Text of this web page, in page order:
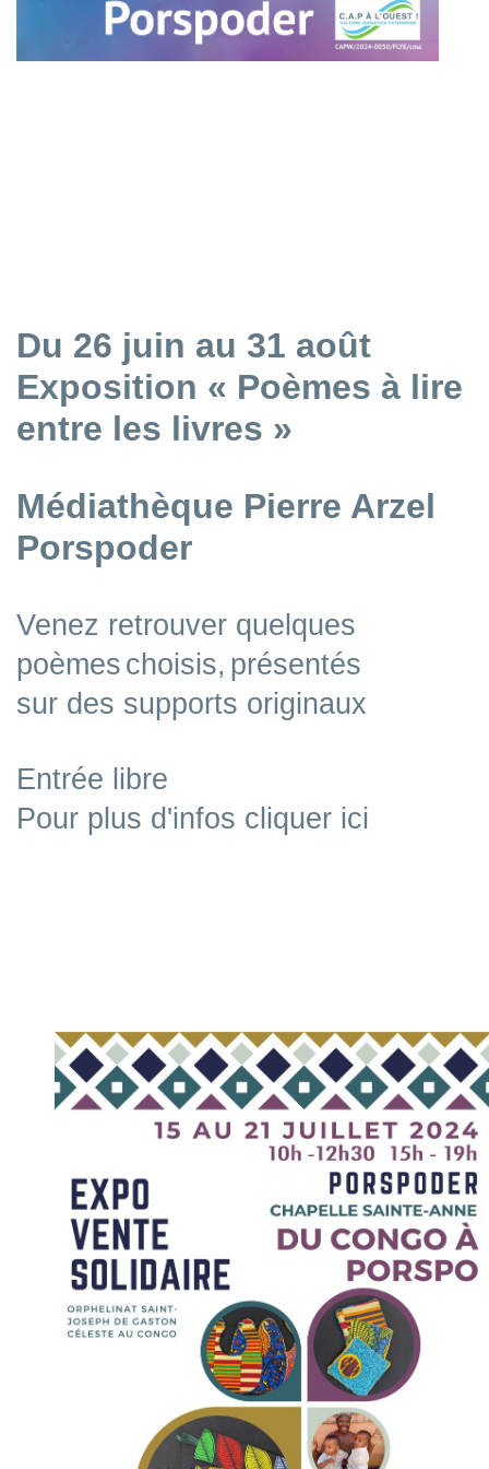
Du 26 juin au 31 août
Exposition « Poèmes à lire
entre les livres »
Médiathèque Pierre Arzel
Porspoder
Venez retrouver quelques
poèmes choisis, présentés
sur des supports originaux
Entrée libre
Pour plus d'infos cliquer ici